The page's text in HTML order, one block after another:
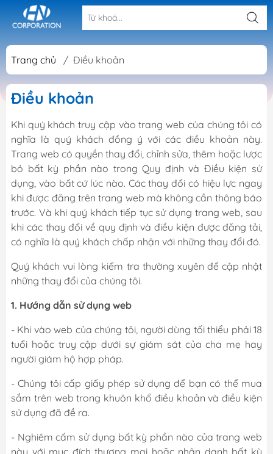
Trang chủ / Điều khoản
Điều khoản
Khi quý khách truy cập vào trang web của chúng tôi có
nghĩa là quý khách đồng ý với các điều khoản này.
Trang web có quyền thay đổi, chỉnh sửa, thêm hoặc lược
bỏ bất kỳ phần nào trong Quy định và Điều kiện sử
dụng, vào bất cứ lúc nào. Các thay đổi có hiệu lực ngay
khi được đăng trên trang web mà không cần thông báo
trước. Và khi quý khách tiếp tục sử dụng trang web, sau
khi các thay đổi về quy định và điều kiện được đăng tải,
có nghĩa là quý khách chấp nhận với những thay đổi đó.
Quý khách vui lòng kiểm tra thường xuyên để cập nhật
những thay đổi của chúng tôi.
1. Hướng dẫn sử dụng web
- Khi vào web của chúng tôi, người dùng tối thiểu phải 18
tuổi hoặc truy cập dưới sự giám sát của cha mẹ hay
người giám hộ hợp pháp.
- Chúng tôi cấp giấy phép sử dụng để bạn có thể mua
sắm trên web trong khuôn khổ điều khoản và điều kiện
sử dụng đã đề ra.
- Nghiêm cấm sử dụng bất kỳ phần nào của trang web
này với mục đích thương mại hoặc nhân danh bất kỳ